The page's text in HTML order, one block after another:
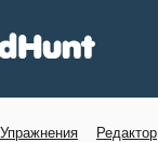
Упражнения Редактор